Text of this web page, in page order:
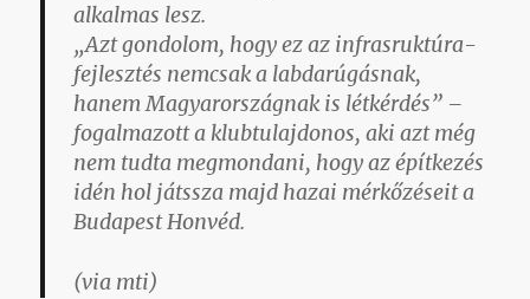
alkalmas lesz.
„Azt gondolom, hogy ez az infrasruktúra-
fejlesztés nemcsak a labdarúgásnak,
hanem Magyarországnak is létkérdés” –
fogalmazott a klubtulajdonos, aki azt még
nem tudta megmondani, hogy az építkezés
idén hol játssza majd hazai mérkőzéseit a
Budapest Honvéd.
(via mti)